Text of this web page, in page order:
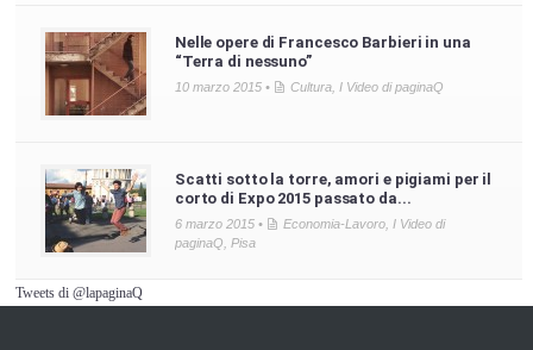
Nelle opere di Francesco Barbieri in una
“Terra di nessuno”
10 marzo 2015 • Cultura, I Video di paginaQ
Scatti sotto la torre, amori e pigiami per il
corto di Expo 2015 passato da...
6 marzo 2015 • Economia-Lavoro, I Video di
paginaQ Pisa
Tweets di @lapaginaQ